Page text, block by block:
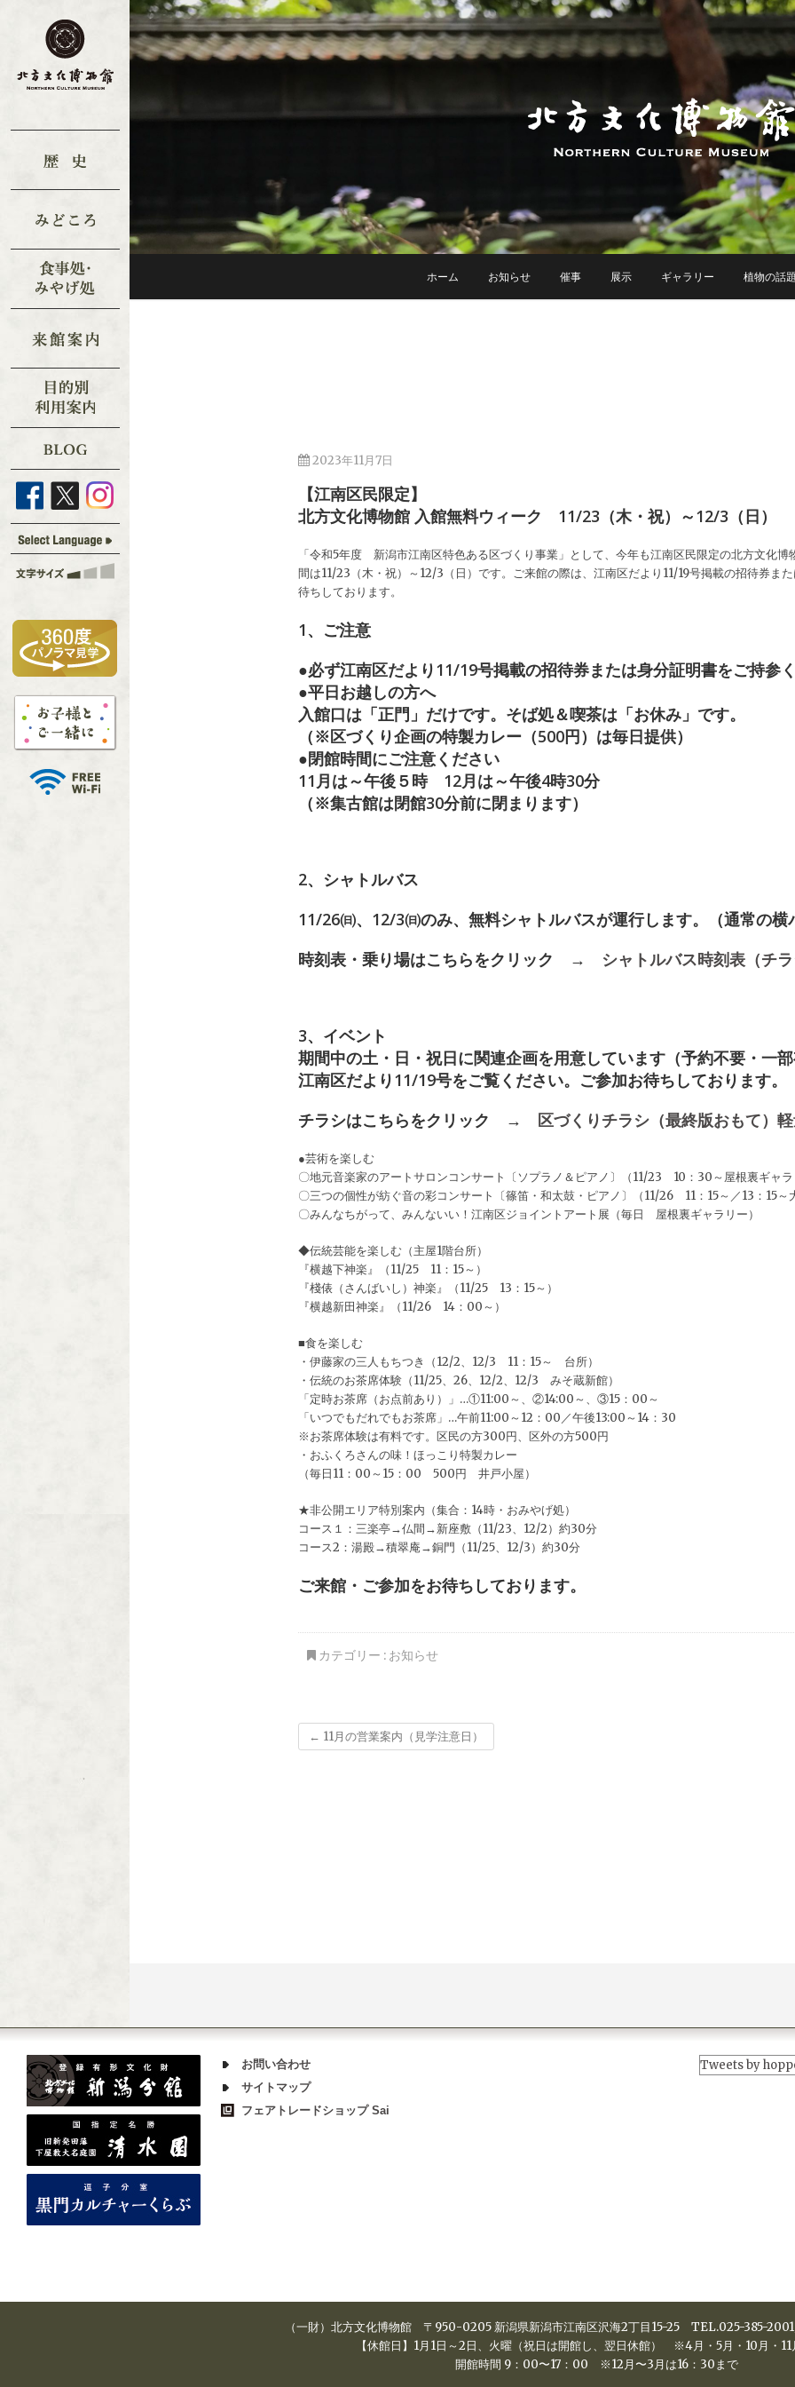
ホーム お知らせ 催事 展示 ギャラリー 植物の話
2023年11月7日
【江南区民限定】
北方文化博物館 入館無料ウィーク 11/23（木・祝）～12/3（日）
「令和5年度 新潟市江南区特色ある区づくり事業」として、今年も江南区民限定の北方文化
間は11/23（木・祝）～12/3（日）です。ご来館の際は、江南区だより11/19号掲載の招待券ま
待ちしております。
1、ご注意
●必ず江南区だより11/19号掲載の招待券または身分証明書をご持参
●平日お越しの方へ
入館口は「正門」だけです。そば処＆喫茶は「お休み」です。
（※区づくり企画の特製カレー（500円）は毎日提供）
●閉館時間にご注意ください
11月は～午後５時 12月は～午後4時30分
（※集古館は閉館30分前に閉まります）
2、シャトルバス
11/26㈰、12/3㈰のみ、無料シャトルバスが運行します。（通常の横
時刻表・乗り場はこちらをクリック →
シャトルバス時刻表（チ
3、イベント
期間中の土・日・祝日に関連企画を用意しています（予約不要・一
江南区だより11/19号をご覧ください。ご参加お待ちしております。
チラシはこちらをクリック → 区づくりチラシ（最終版おもて）
●芸術を楽しむ
〇地元音楽家のアートサロンコンサート〔ソプラノ＆ピアノ〕（11/23 10：30～屋根裏ギャ
〇三つの個性が紡ぐ音の彩コンサート〔篠笛・和太鼓・ピアノ〕（11/26 11：15～／13：15～
〇みんなちがって、みんないい！江南区ジョイントアート展（毎日 屋根裏ギャラリー）
◆伝統芸能を楽しむ（主屋1階台所）
『横越下神楽』（11/25 11：15～）
『棧俵（さんばいし）神楽』（11/25 13：15～）
『横越新田神楽』（11/26 14：00～）
■食を楽しむ
・伊藤家の三人もちつき（12/2、12/3 11：15～ 台所）
・伝統のお茶席体験（11/25、26、12/2、12/3 みそ蔵新館）
「定時お茶席（お点前あり）」…①11:00～、②14:00～、③15：00～
「いつでもだれでもお茶席」…午前11:00～12：00／午後13:00～14：30
※お茶席体験は有料です。区民の方300円、区外の方500円
・おふくろさんの味！ほっこり特製カレー
（毎日11：00～15：00 500円 井戸小屋）
★非公開エリア特別案内（集合：14時・おみやげ処）
コース１：三楽亭→仏間→新座敷（11/23、12/2）約30分
コース2：湯殿→積翠庵→銅門（11/25、12/3）約30分
ご来館・ご参加をお待ちしております。
カテゴリー : お知らせ
← 11月の営業案内（見学注意日）
お問い合わせ
サイトマップ
フェアトレードショップ Sai
Tweets by
（一財）北方文化博物館 〒950-0205 新潟県新潟市江南区沢海2丁目15-25 TEL.025-385-2001
【休館日】1月1日～2日、火曜（祝日は開館し、翌日休館）
※4月・5月・10月・11
開館時間 9：00〜17：00
※12月〜3月は16：30まで